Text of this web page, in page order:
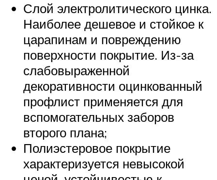
Слой электролитического цинка.
Наиболее дешевое и стойкое к
царапинам и повреждению
поверхности покрытие. Из-за
слабовыраженной
декоративности оцинкованный
профлист применяется для
вспомогательных заборов
второго плана;
Полиэстеровое покрытие
характеризуется невысокой